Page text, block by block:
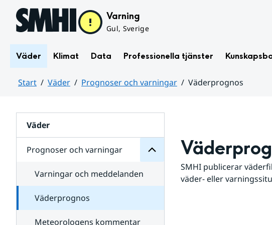
Hoppa till sidans innehåll Varning
Gul, Sverige
Väder Klimat Data Professionella tjänster
Start Väder Prognoser och varningar
Väderprognos
Väder
Prognoser och varningar
för
varningar
Varningar och meddelanden
Väderprognos
Meteorologens kommentar
SMHI publicerar
väder- eller